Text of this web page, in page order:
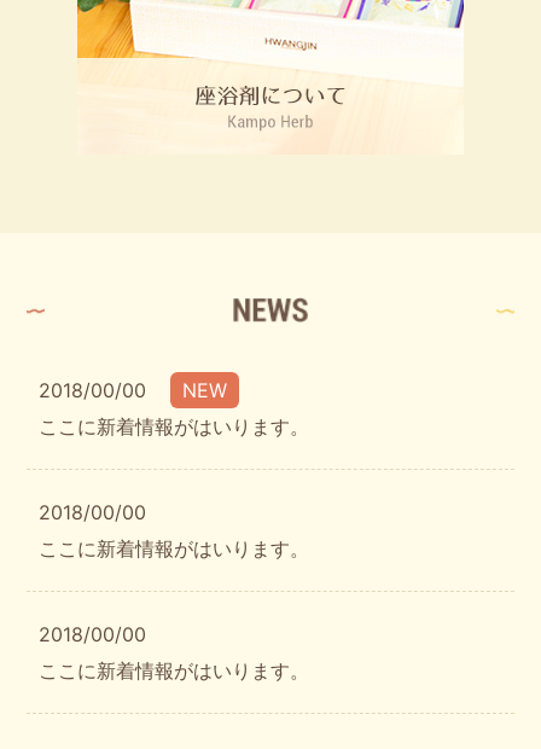
2018/00/00
NEW
ここに新着情報がはいります。
2018/00/00
ここに新着情報がはいります。
2018/00/00
ここに新着情報がはいります。